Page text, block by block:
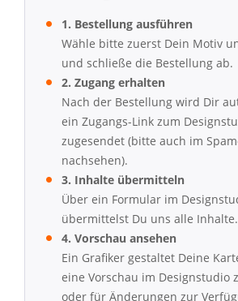
1. Bestellung ausführen
Wähle bitte zuerst Dein Motiv
und schließe die Bestellung ab.
2. Zugang erhalten
Nach der Bestellung wird Dir
ein Zugangs-Link zum
zugesendet (bitte auch im
nachsehen).
3. Inhalte übermitteln
Über ein Formular im
übermittelst Du uns alle Inhalte.
4. Vorschau ansehen
Ein Grafiker gestaltet Deine
eine Vorschau im Designstudio
oder für Änderungen zur